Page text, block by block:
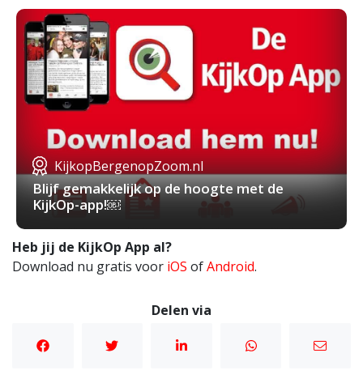
KijkopBergenopZoom.nl
Blijf gemakkelijk op de hoogte met de
KijkOp-app!￼
Heb jij de KijkOp App al?
Download nu gratis voor iOS ofAndroid.
Delen via